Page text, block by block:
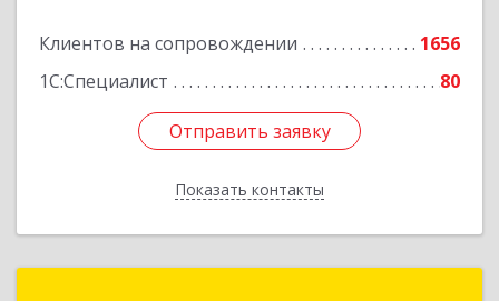
Клиентов на сопровождении
1656
1С:Специалист
80
Отправить заявку
Показать контакты
Отправить заявку
Назад